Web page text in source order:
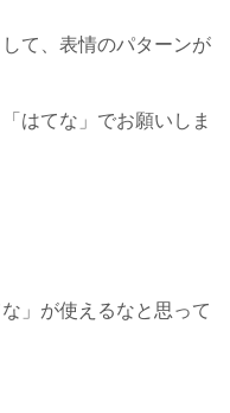
て、表情のパターンが
はてな」でお願いしま
」が使えるなと思って